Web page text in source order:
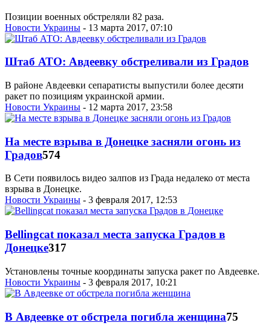
Позиции военных обстреляли 82 раза.
Новости Украины - 13 марта 2017, 07:10
Штаб АТО: Авдеевку обстреливали из Градов
В районе Авдеевки сепаратисты выпустили более десяти
ракет по позициям украинской армии.
Новости Украины - 12 марта 2017, 23:58
На месте взрыва в Донецке засняли огонь из
Градов574
В Сети появилось видео залпов из Града недалеко от места
взрыва в Донецке.
Новости Украины - 3 февраля 2017, 12:53
Bellingcat показал места запуска Градов в
Донецке317
Установлены точные координаты запуска ракет по Авдеевке.
Новости Украины - 3 февраля 2017, 10:21
В Авдеевке от обстрела погибла женщина75